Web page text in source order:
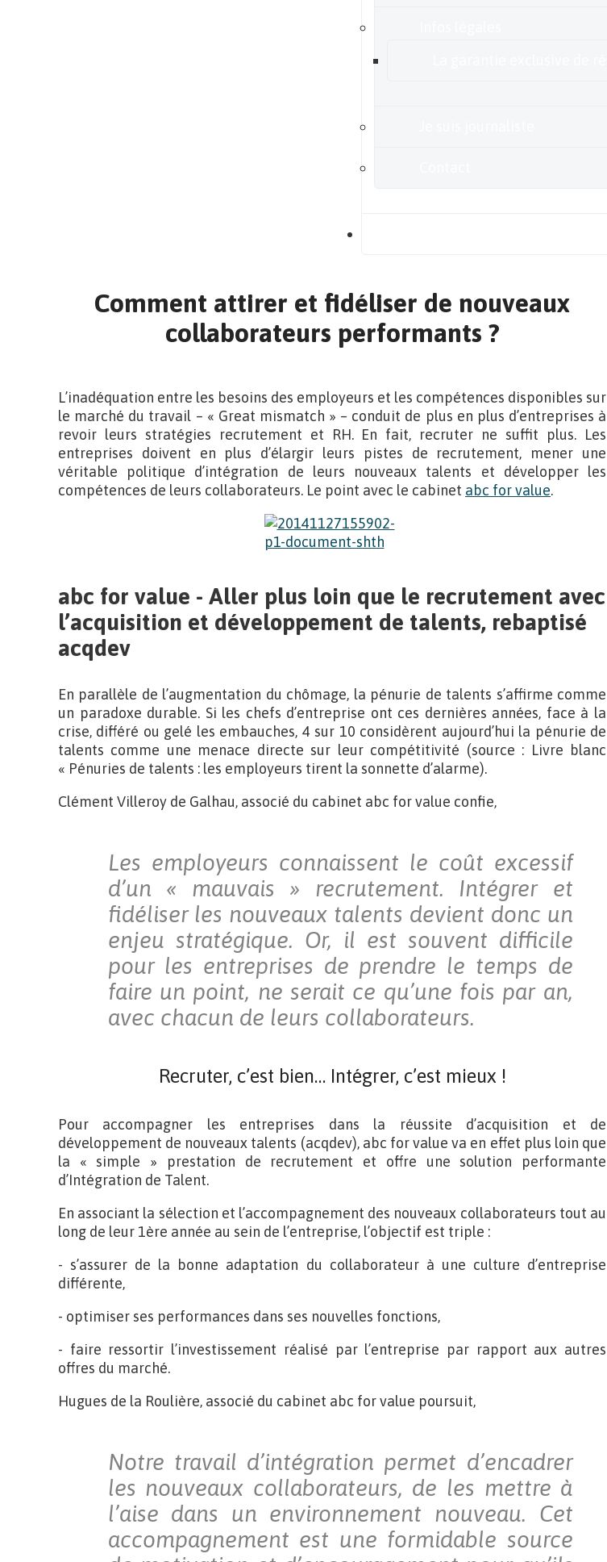
Comment attirer et fidéliser de nouveaux
collaborateurs performants ?
L’inadéquation entre les besoins des employeurs et les compétences disponibles sur
le marché du travail – « Great mismatch » – conduit de plus en plus d’entreprises à
revoir leurs stratégies recrutement et RH. En fait, recruter ne suffit plus. Les
entreprises doivent en plus d’élargir leurs pistes de recrutement, mener une
véritable politique d’intégration de leurs nouveaux talents et développer les
compétences de leurs collaborateurs. Le point avec le cabinet abc for value.
abc for value - Aller plus loin que le recrutement avec
l’acquisition et développement de talents, rebaptisé
acqdev
En parallèle de l’augmentation du chômage, la pénurie de talents s’affirme comme
un paradoxe durable. Si les chefs d’entreprise ont ces dernières années, face à la
crise, différé ou gelé les embauches, 4 sur 10 considèrent aujourd’hui la pénurie de
talents comme une menace directe sur leur compétitivité (source : Livre blanc
« Pénuries de talents : les employeurs tirent la sonnette d’alarme).
Clément Villeroy de Galhau, associé du cabinet abc for value confie,
Les employeurs connaissent le coût excessif
d’un « mauvais » recrutement. Intégrer et
fidéliser les nouveaux talents devient donc un
enjeu stratégique. Or, il est souvent difficile
pour les entreprises de prendre le temps de
faire un point, ne serait ce qu’une fois par an,
avec chacun de leurs collaborateurs.
Recruter, c’est bien… Intégrer, c’est mieux !
Pour accompagner les entreprises dans la réussite d’acquisition et de
développement de nouveaux talents (acqdev), abc for value va en effet plus loin que
la « simple » prestation de recrutement et offre une solution performante
d’Intégration de Talent.
En associant la sélection et l’accompagnement des nouveaux collaborateurs tout au
long de leur 1ère année au sein de l’entreprise, l’objectif est triple :
- s’assurer de la bonne adaptation du collaborateur à une culture d’entreprise
différente,
- optimiser ses performances dans ses nouvelles fonctions,
- faire ressortir l’investissement réalisé par l’entreprise par rapport aux autres
offres du marché.
Hugues de la Roulière, associé du cabinet abc for value poursuit,
Notre travail d’intégration permet d’encadrer
les nouveaux collaborateurs, de les mettre à
l’aise dans un environnement nouveau. Cet
accompagnement est une formidable source